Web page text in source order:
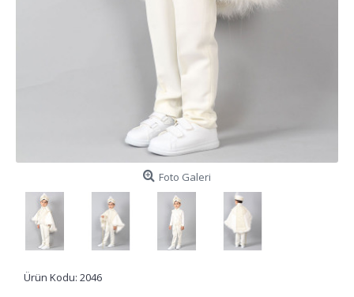
Foto Galeri
Ürün Kodu: 2046